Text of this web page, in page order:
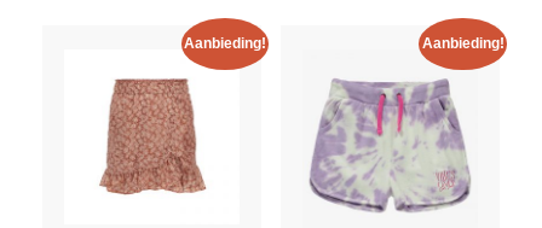
Aanbieding! Aanbieding!